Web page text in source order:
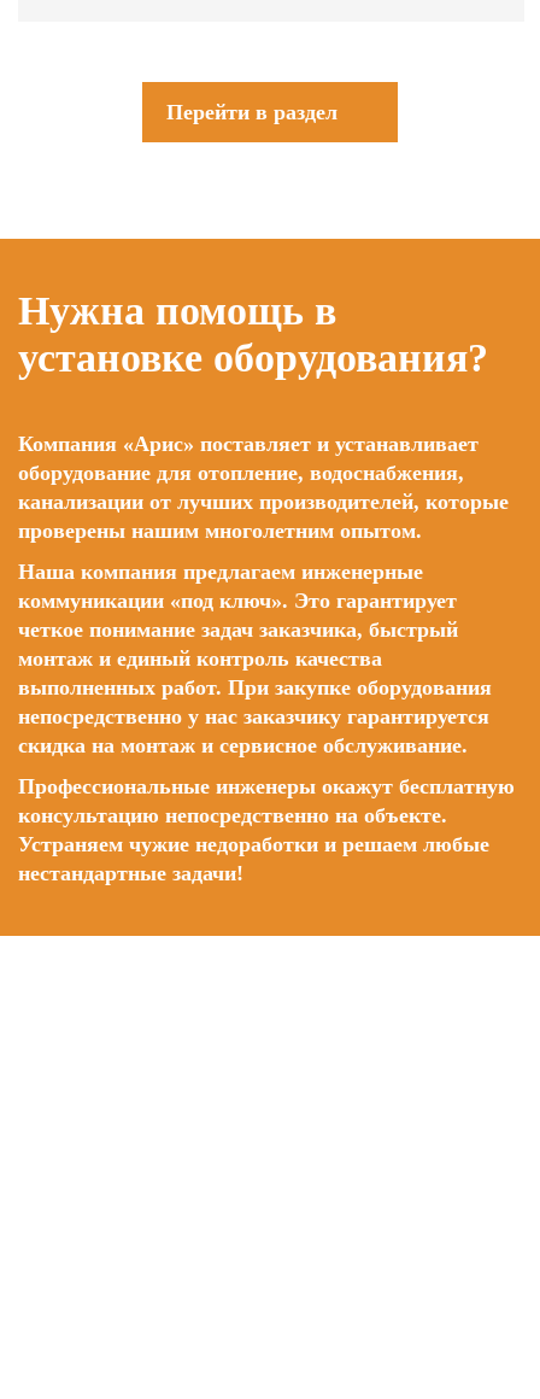
Перейти в раздел
Нужна помощь в
установке оборудования?
Компания «Арис» поставляет и устанавливает
оборудование для отопление, водоснабжения,
канализации от лучших производителей, которые
проверены нашим многолетним опытом.
Наша компания предлагаем инженерные
коммуникации «под ключ». Это гарантирует
четкое понимание задач заказчика, быстрый
монтаж и единый контроль качества
выполненных работ. При закупке оборудования
непосредственно у нас заказчику гарантируется
скидка на монтаж и сервисное обслуживание.
Профессиональные инженеры окажут бесплатную
консультацию непосредственно на объекте.
Устраняем чужие недоработки и решаем любые
нестандартные задачи!